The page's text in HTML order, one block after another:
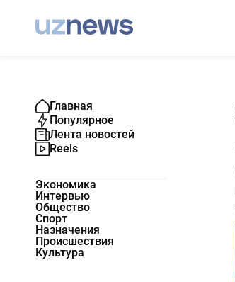
Главная
Популярное
Лента новостей
Reels
Экономика
Интервью
Общество
Спорт
Назначения
Происшествия
Культура